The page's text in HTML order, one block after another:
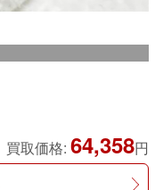
買取価格: 64,358円